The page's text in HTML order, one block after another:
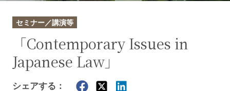
セミナー／講演等
「Contemporary Issues in
Japanese Law」
シェアする：